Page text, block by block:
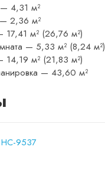
4,31 м²
2,36 м²
17,41 м² (26,76 м²)
— 5,33 м² (8,24 м²)
14,19 м² (21,83 м²)
— 43,60 м²